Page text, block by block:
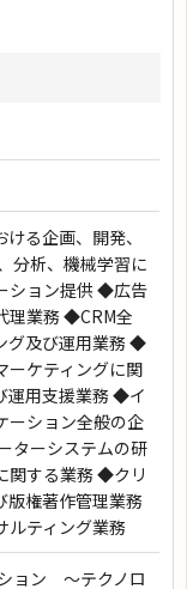
る企画、開発、
分析、機械学習に
ション提供 ◆広告
理業務 ◆CRM全
グ及び運用業務 ◆
ーケティングに関
運用支援業務 ◆イ
ーション全般の企
ターシステムの研
関する業務 ◆クリ
版権著作管理業務
ティング業務
ション 〜テクノロ